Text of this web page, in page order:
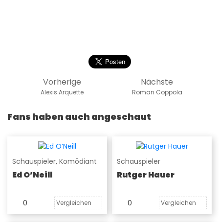
Nächste
Roman Coppola
Vorherige
Alexis Arquette
Fans haben auch angeschaut
Schauspieler, Komödiant
Ed O’Neill
0 Vergleichen
Schauspieler
Rutger Hauer
0 Vergleichen